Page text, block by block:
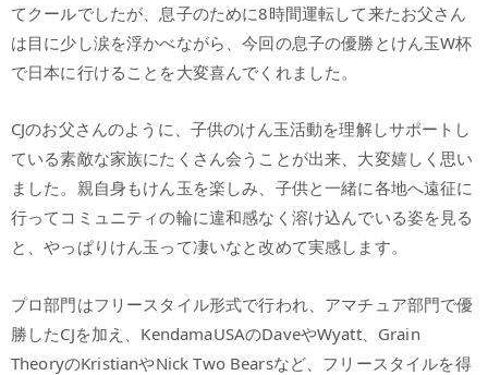
てクールでしたが、息子のために8時間運転して来たお父さん
は目に少し涙を浮かべながら、今回の息子の優勝とけん玉W杯
で日本に行けることを大変喜んでくれました。
CJのお父さんのように、子供のけん玉活動を理解しサポートし
ている素敵な家族にたくさん会うことが出来、大変嬉しく思い
ました。親自身もけん玉を楽しみ、子供と一緒に各地へ遠征に
行ってコミュニティの輪に違和感なく溶け込んでいる姿を見る
と、やっぱりけん玉って凄いなと改めて実感します。
プロ部門はフリースタイル形式で行われ、アマチュア部門で優
勝したCJを加え、KendamaUSAのDaveやWyatt、Grain
TheoryのKristianやNick Two Bearsなど、フリースタイルを得